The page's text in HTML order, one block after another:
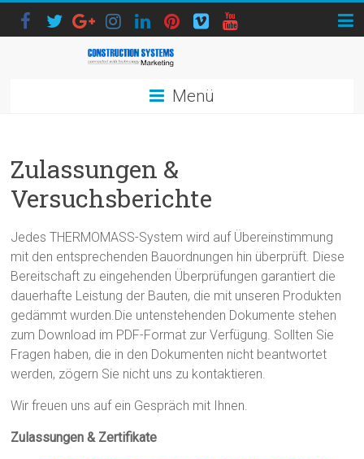
Menü
Zulassungen &
Versuchsberichte
Jedes THERMOMASS-System wird auf Übereinstimmung
mit den entsprechenden Bauordnungen hin überprüft. Diese
Bereitschaft zu eingehenden Überprüfungen garantiert die
dauerhafte Leistung der Bauten, die mit unseren Produkten
gedämmt wurden.Die untenstehenden Dokumente stehen
zum Download im PDF-Format zur Verfügung. Sollten Sie
Fragen haben, die in den Dokumenten nicht beantwortet
werden, zögern Sie nicht uns zu kontaktieren.
Wir freuen uns auf ein Gespräch mit Ihnen.
Zulassungen & Zertifikate